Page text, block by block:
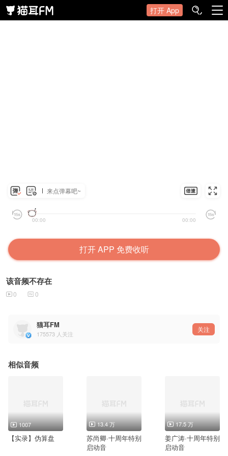
打开 App
来点弹幕吧~
00:00 00:00
打开 APP 免费收听
该音频不存在
0 0
猫耳FM
175573 人关注
关注
相似音频
1007
【实录】伪算盘
13.4 万
苏尚卿·十周年特别
启动音
17.5 万
姜广涛·十周年特别
启动音